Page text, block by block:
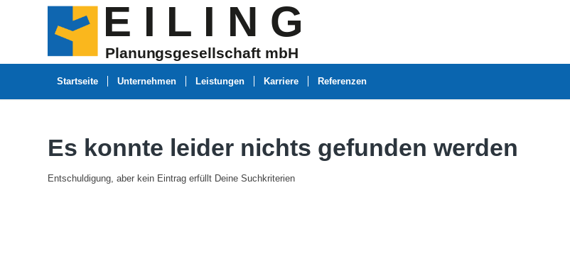
E I L I N G
Planungsgesellschaft mbH
Startseite Unternehmen Leistungen Karriere Referenzen
Es konnte leider nichts gefunden werden
Entschuldigung, aber kein Eintrag erfüllt Deine Suchkriterien